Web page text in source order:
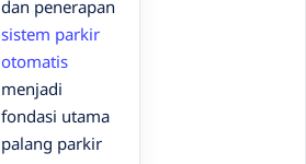
dan penerapan
sistem parkir
otomatis
menjadi
fondasi utama
palang parkir